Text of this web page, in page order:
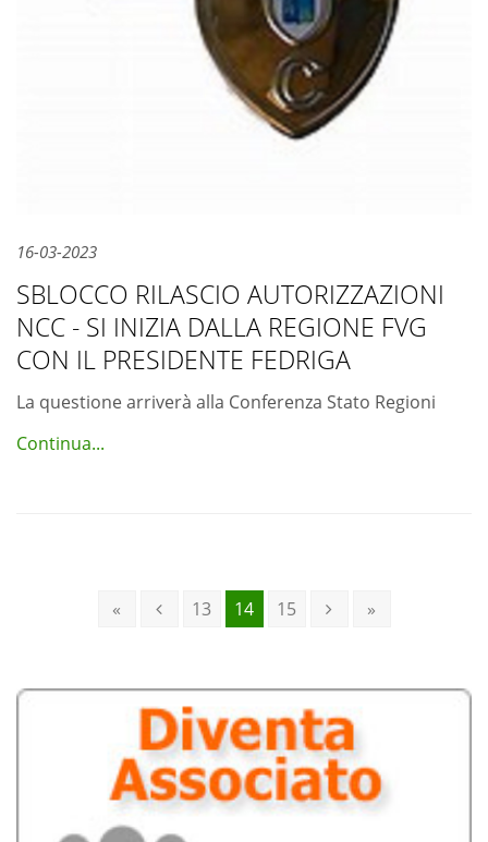
16-03-2023
SBLOCCO RILASCIO AUTORIZZAZIONI
NCC - SI INIZIA DALLA REGIONE FVG
CON IL PRESIDENTE FEDRIGA
La questione arriverà alla Conferenza Stato Regioni
Continua...
« 13 14 15 »